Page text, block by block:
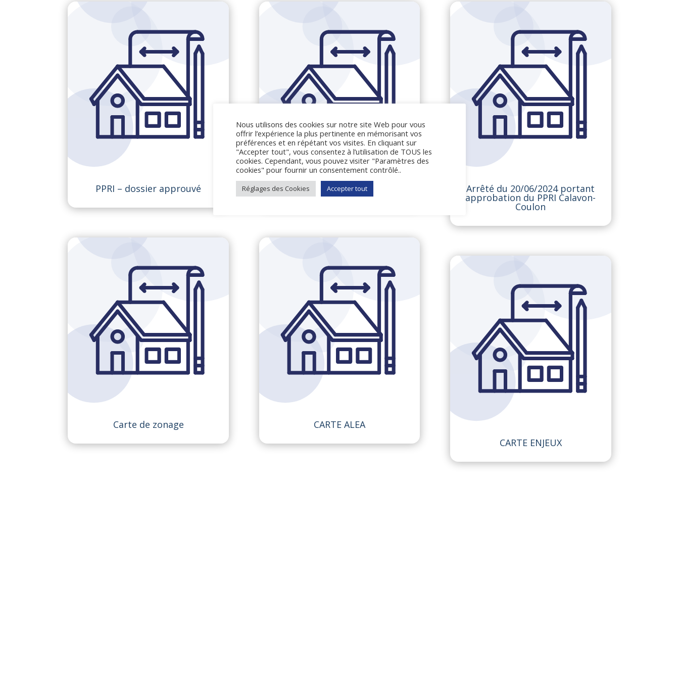
PPRI – dossier approuvé
Carte de zonage
Règlement PPRI
CARTE ALEA
Arrêté du 20/06/2024 portant
approbation du PPRI Calavon-
Coulon
CARTE ENJEUX
Nous utilisons des cookies sur notre site Web pour vous
offrir l’expérience la plus pertinente en mémorisant vos
préférences et en répétant vos visites. En cliquant sur
"Accepter tout", vous consentez à l’utilisation de TOUS les
cookies. Cependant, vous pouvez visiter "Paramètres des
cookies" pour fournir un consentement contrôlé..
Réglages des Cookies Accepter tout